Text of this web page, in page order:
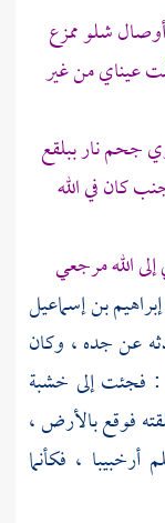
شلو ممزع
عيناي من غير
جحم نار ببلقع
كان في الله
الله مرجعي
إبراهيم بن إسماعيل
عن جده ، وكان
: فجئت إلى خشبة
فوقع بالأرض ،
أرخبيبا ، فكأنما